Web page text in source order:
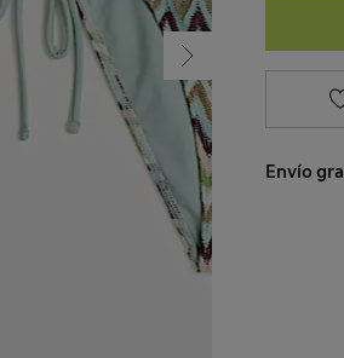
Envío